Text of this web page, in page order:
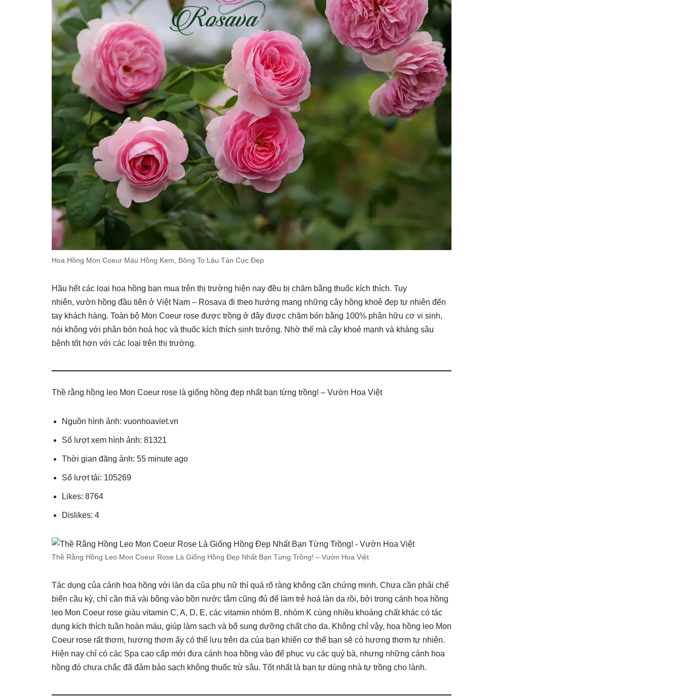
Hoa Hồng Mon Coeur Màu Hồng Kem, Bông To Lâu Tàn Cực Đẹp
Hầu hết các loại hoa hồng bạn mua trên thị trường hiện nay đều bị chăm bằng thuốc kích thích. Tuy
nhiên, vườn hồng đầu tiên ở Việt Nam – Rosava đi theo hướng mang những cây hồng khoẻ đẹp tự nhiên đến
tay khách hàng. Toàn bộ Mon Coeur rose được trồng ở đây được chăm bón bằng 100% phân hữu cơ vi sinh,
nói không với phân bón hoá học và thuốc kích thích sinh trưởng. Nhờ thế mà cây khoẻ mạnh và kháng sâu
bệnh tốt hơn với các loại trên thị trường.
Thề rằng hồng leo Mon Coeur rose là giống hồng đẹp nhất bạn từng trồng! – Vườn Hoa Việt
Nguồn hình ảnh: vuonhoaviet.vn
Số lượt xem hình ảnh: 81321
Thời gian đăng ảnh: 55 minute ago
Số lượt tải: 105269
Likes: 8764
Dislikes: 4
Thề Rằng Hồng Leo Mon Coeur Rose Là Giống Hồng Đẹp Nhất Bạn Từng Trồng! – Vườn Hoa Việt
Tác dụng của cánh hoa hồng với làn da của phụ nữ thì quá rõ ràng không cần chứng minh. Chưa cần phải chế
biến cầu kỳ, chỉ cần thả vài bông vào bồn nước tắm cũng đủ để làm trẻ hoá làn da rồi, bởi trong cánh hoa hồng
leo Mon Coeur rose giàu vitamin C, A, D, E, các vitamin nhóm B, nhóm K cùng nhiều khoáng chất khác có tác
dụng kích thích tuần hoàn máu, giúp làm sạch và bổ sung dưỡng chất cho da. Không chỉ vậy, hoa hồng leo Mon
Coeur rose rất thơm, hương thơm ấy có thể lưu trên da của bạn khiến cơ thể bạn sẽ có hương thơm tự nhiên.
Hiện nay chỉ có các Spa cao cấp mới đưa cánh hoa hồng vào để phục vụ các quý bà, nhưng những cánh hoa
hồng đó chưa chắc đã đảm bảo sạch không thuốc trừ sâu. Tốt nhất là bạn tự dùng nhà tự trồng cho lành.